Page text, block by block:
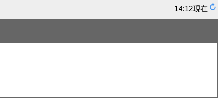
14:12現在